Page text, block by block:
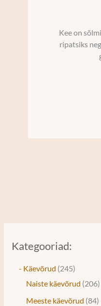
Kategooriad:
- Käevõrud 245
Naiste käevõrud 206
Meeste käevõrud 84
Kee on
ripatsiks